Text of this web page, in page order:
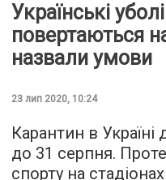
Українські
повертаються
назвали умови
23 лип 2020, 10:24
Карантин в
до 31 серпня.
спорту на